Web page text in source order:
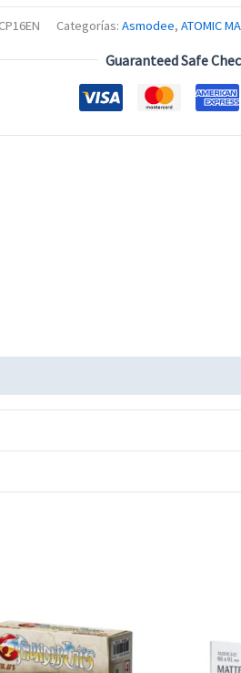
CP16EN Categorías: Asmodee, ATOMIC
Guaranteed Safe